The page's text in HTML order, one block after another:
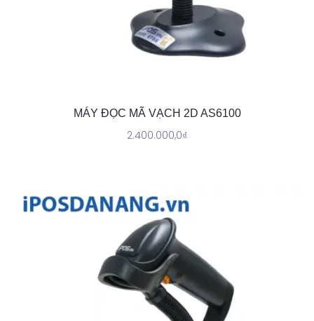
MÁY ĐỌC MÃ VẠCH 2D AS6100
2.400.000,0₫